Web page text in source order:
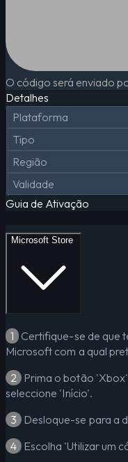
O código será enviado
Detalhes
Plataforma
Tipo
Região
Validade
Guia de Ativação
Microsoft Store
1 Certifique-se de que
Microsoft com a qual
2 Prima o botão
seleccione 'Início'.
3 Desloque-se para a
4 Escolha 'Utilizar um